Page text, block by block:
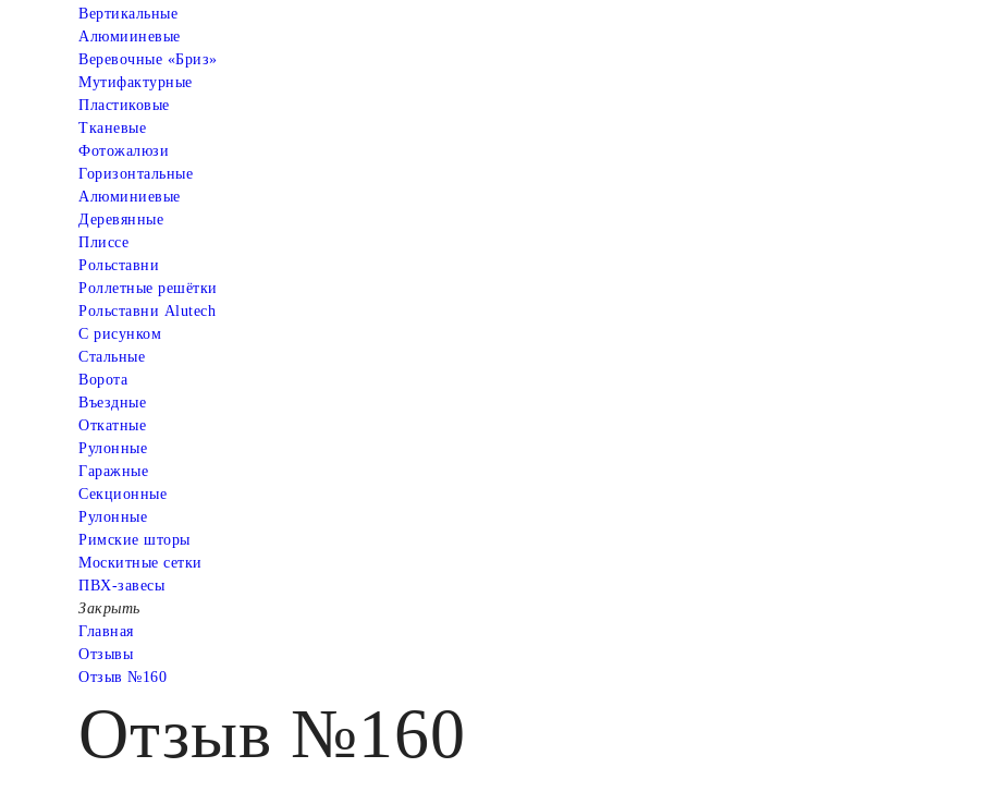
Вертикальные
Алюмииневые
Веревочные «Бриз»
Мутифактурные
Пластиковые
Тканевые
Фотожалюзи
Горизонтальные
Алюминиевые
Деревянные
Плиссе
Рольставни
Роллетные решётки
Рольставни Alutech
С рисунком
Стальные
Ворота
Въездные
Откатные
Рулонные
Гаражные
Cекционные
Рулонные
Римские шторы
Москитные сетки
ПВХ-завесы
Закрыть
Главная
Отзывы
Отзыв №160
Отзыв №160